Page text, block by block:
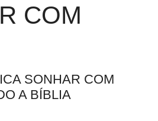
COM
SONHAR COM
A BÍBLIA